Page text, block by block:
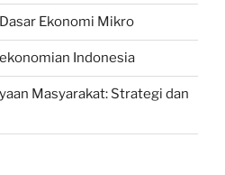
Ekonomi Mikro
Indonesia
Masyarakat: Strategi dan